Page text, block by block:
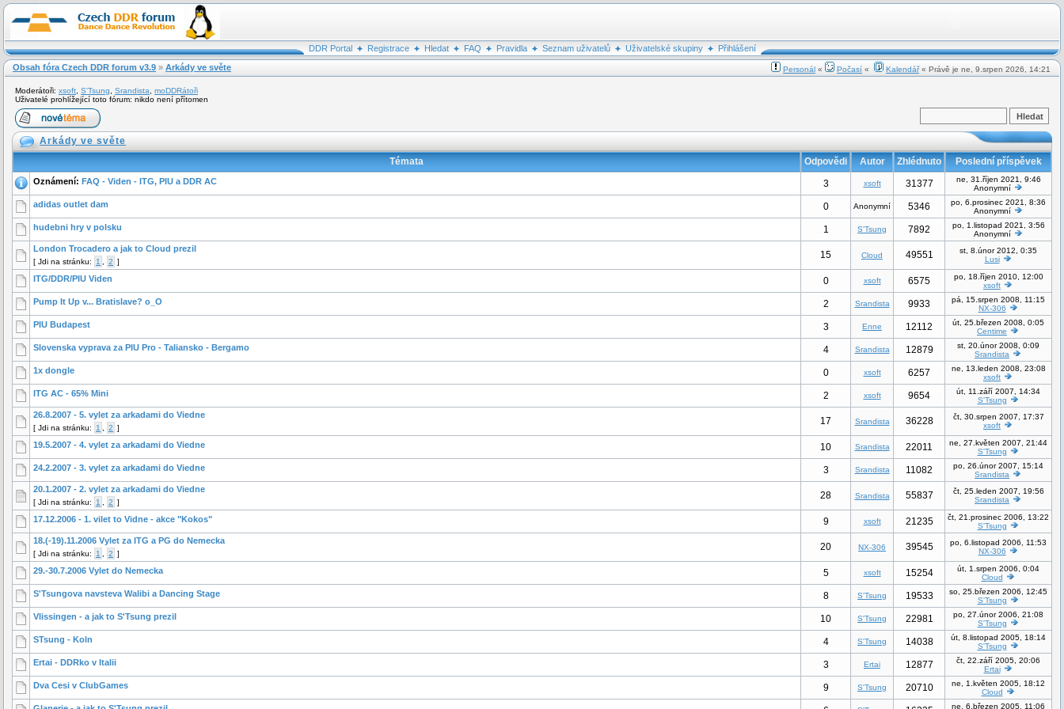
DDR Portal Registrace Hledat FAQ Pravidla Seznam uživatelů Uživatelské skupiny
Přihlášení
Obsah fóra Czech DDR forum v3.9 » Arkády ve světe Personál « Počasí « Kalendář« Právě je ne, 9.srpen 2026, 14:21
Moderátoři: xsoft S'Tsung Srandista
moDDRátoři
Uživatelé prohlížející toto fórum: nikdo není přítomen
Arkády ve světe
Témata
Odpovědi Autor Zhlédnuto Poslední příspěvek
Oznámení: FAQ - Viden - ITG, PIU a DDR AC 3 xsoft 31377
ne, 31.říjen 2021, 9:46
Anonymní
adidas outlet dam 0 Anonymní 5346
po, 6.prosinec 2021, 8:36
Anonymní
hudebni hry v polsku 1 S'Tsung 7892
po, 1.listopad 2021, 3:56
Anonymní
London Trocadero a jak to Cloud prezil
[ Jdi na stránku: 1 2 ]
15 Cloud 49551
st, 8.únor 2012, 0:35
Lusi
ITG/DDR/PIU Viden 0 xsoft 6575
po, 18.říjen 2010, 12:00
xsoft
Pump It Up v... Bratislave? o_O 2 Srandista 9933
pá, 15.srpen 2008, 11:15
NX-306
PIU Budapest 3 Enne 12112
út, 25.březen 2008, 0:05
Centime
Slovenska vyprava za PIU Pro - Taliansko - Bergamo 4 Srandista 12879
st, 20.únor 2008, 0:09
Srandista
1x dongle 0 xsoft 6257
ne, 13.leden 2008, 23:08
xsoft
ITG AC - 65% Mini 2 xsoft 9654
út, 11.září 2007, 14:34
S'Tsung
26.8.2007 - 5. vylet za arkadami do Viedne
[ Jdi na stránku: 1 2 ]
17 Srandista 36228
čt, 30.srpen 2007, 17:37
xsoft
19.5.2007 - 4. vylet za arkadami do Viedne 10 Srandista 22011
ne, 27.květen 2007, 21:44
S'Tsung
24.2.2007 - 3. vylet za arkadami do Viedne 3 Srandista 11082
po, 26.únor 2007, 15:14
Srandista
20.1.2007 - 2. vylet za arkadami do Viedne
[ Jdi na stránku: 1 2 ]
28 Srandista 55837
čt, 25.leden 2007, 19:56
Srandista
17.12.2006 - 1. vilet to Vidne - akce "Kokos" 9 xsoft 21235
čt, 21.prosinec 2006, 13:22
S'Tsung
18.(-19).11.2006 Vylet za ITG a PG do Nemecka
[ Jdi na stránku: 1 2 ]
20 NX-306 39545
po, 6.listopad 2006, 11:53
NX-306
29.-30.7.2006 Vylet do Nemecka 5 xsoft 15254
út, 1.srpen 2006, 0:04
Cloud
S'Tsungova navsteva Walibi a Dancing Stage 8 S'Tsung 19533
so, 25.březen 2006, 12:45
S'Tsung
Vlissingen - a jak to S'Tsung prezil 10 S'Tsung 22981
po, 27.únor 2006, 21:08
S'Tsung
STsung - Koln 4 S'Tsung 14038
út, 8.listopad 2005, 18:14
S'Tsung
Ertai - DDRko v Italii 3 Ertai 12877
čt, 22.září 2005, 20:06
Ertai
Dva Cesi v ClubGames 9 S'Tsung 20710
ne, 1.květen 2005, 18:12
Cloud
ne, 6.březen 2005, 11:06